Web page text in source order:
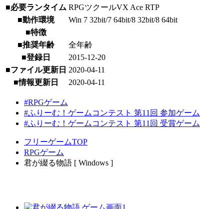
■必要ランタイム RPGツクールVX Ace RTP
■動作環境
Win 7 32bit/7 64bit/8 32bit/8 64bit
■特徴
■推奨年齢
全年齢
■登録日
2015-12-20
■ファイル更新日 2020-04-11
■情報更新日
2020-04-11
#RPGゲーム
#ふりーむ！ゲームコンテスト 第11回 参加ゲーム
#ふりーむ！ゲームコンテスト 第11回 受賞ゲーム
フリーゲームTOP
RPGゲーム
君が綴る物語 [ Windows ]